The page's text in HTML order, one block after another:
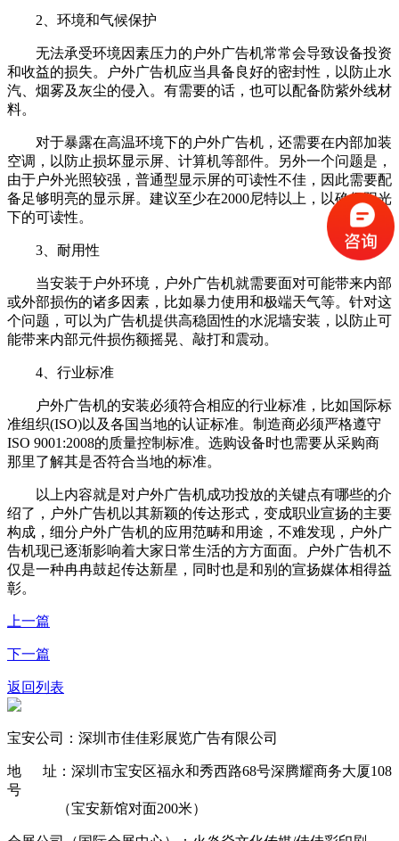
2、环境和气候保护
无法承受环境因素压力的户外广告机常常会导致设备投资
和收益的损失。户外广告机应当具备良好的密封性，以防止水
汽、烟雾及灰尘的侵入。有需要的话，也可以配备防紫外线材
料。
对于暴露在高温环境下的户外广告机，还需要在内部加装
空调，以防止损坏显示屏、计算机等部件。另外一个问题是，
由于户外光照较强，普通型显示屏的可读性不佳，因此需要配
备足够明亮的显示屏。建议至少在2000尼特以上，以确保阳光
下的可读性。
3、耐用性
当安装于户外环境，户外广告机就需要面对可能带来内部
或外部损伤的诸多因素，比如暴力使用和极端天气等。针对这
个问题，可以为广告机提供高稳固性的水泥墙安装，以防止可
能带来内部元件损伤额摇晃、敲打和震动。
4、行业标准
户外广告机的安装必须符合相应的行业标准，比如国际标
准组织(ISO)以及各国当地的认证标准。制造商必须严格遵守
ISO 9001:2008的质量控制标准。选购设备时也需要从采购商
那里了解其是否符合当地的标准。
以上内容就是对户外广告机成功投放的关键点有哪些的介
绍了，户外广告机以其新颖的传达形式，变成职业宣扬的主要
构成，细分户外广告机的应用范畴和用途，不难发现，户外广
告机现已逐渐影响着大家日常生活的方方面面。户外广告机不
仅是一种冉冉鼓起传达新星，同时也是和别的宣扬媒体相得益
彰。
上一篇
下一篇
返回列表
宝安公司：深圳市佳佳彩展览广告有限公司
地 址：深圳市宝安区福永和秀西路68号深腾耀商务大厦108
号
（宝安新馆对面200米）